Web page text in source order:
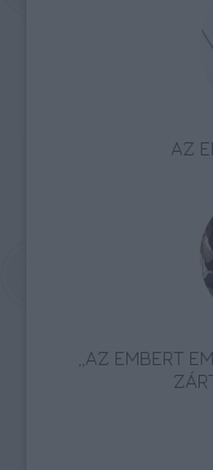
AZ
„AZ EMBERT